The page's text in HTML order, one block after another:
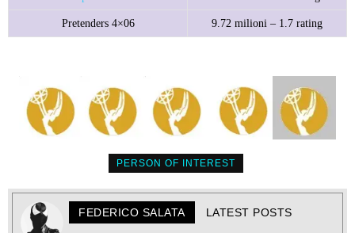
Pretenders 4×06 9.72 milioni – 1.7 rating
PERSON OF INTEREST
FEDERICO SALATA LATEST POSTS